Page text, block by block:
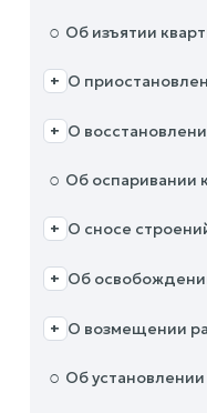
○ Об изъятии
+ О
+ О
○ Об оспаривании
+ О сносе
+ Об
+ О возмещении
○ Об